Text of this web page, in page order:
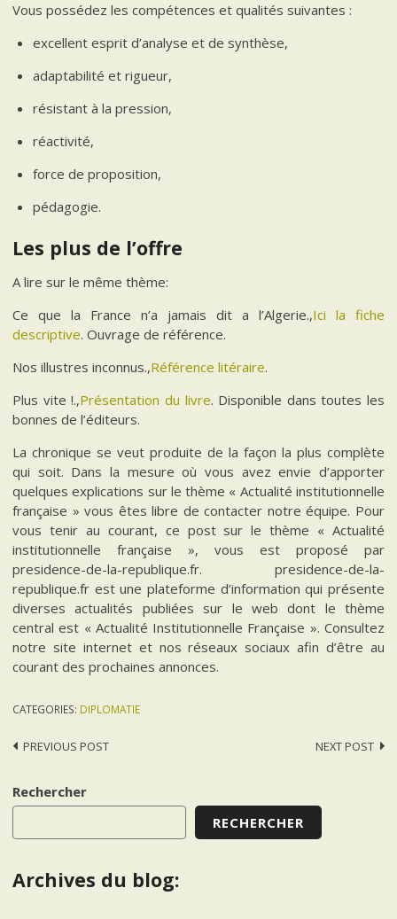
Vous possédez les compétences et qualités suivantes :
excellent esprit d’analyse et de synthèse,
adaptabilité et rigueur,
résistant à la pression,
réactivité,
force de proposition,
pédagogie.
Les plus de l’offre
A lire sur le même thème:
Ce que la France n’a jamais dit a l’Algerie.,Ici la fiche
descriptive. Ouvrage de référence.
Nos illustres inconnus.,Référence litéraire.
Plus vite !.,Présentation du livre. Disponible dans toutes les
bonnes de l’éditeurs.
La chronique se veut produite de la façon la plus complète
qui soit. Dans la mesure où vous avez envie d’apporter
quelques explications sur le thème « Actualité institutionnelle
française » vous êtes libre de contacter notre équipe. Pour
vous tenir au courant, ce post sur le thème « Actualité
institutionnelle française », vous est proposé par
presidence-de-la-republique.fr. presidence-de-la-
republique.fr est une plateforme d’information qui présente
diverses actualités publiées sur le web dont le thème
central est « Actualité Institutionnelle Française ». Consultez
notre site internet et nos réseaux sociaux afin d’être au
courant des prochaines annonces.
CATEGORIES: DIPLOMATIE
Post
PREVIOUS POST NEXT POST
Rechercher
RECHERCHER
Archives du blog: